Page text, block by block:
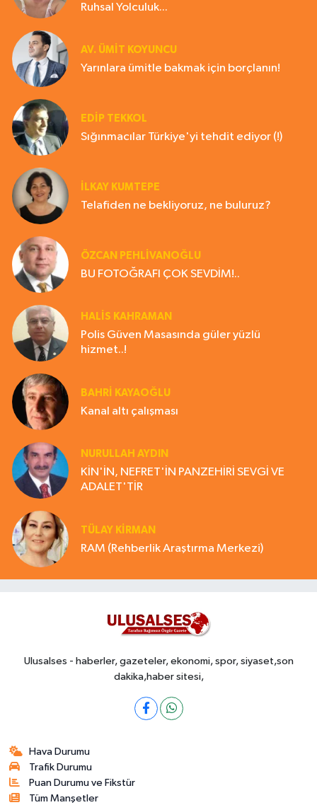
Ruhsal Yolculuk...
AV. ÜMIT KOYUNCU
Yarınlara ümitle bakmak için borçlanın!
EDIP TEKKOL
Sığınmacılar Türkiye'yi tehdit ediyor (!)
İLKAY KUMTEPE
Telafiden ne bekliyoruz, ne buluruz?
ÖZCAN PEHLİVANOĞLU
BU FOTOĞRAFI ÇOK SEVDİM!..
HALIS KAHRAMAN
Polis Güven Masasında güler yüzlü
hizmet..!
BAHRI KAYAOĞLU
Kanal altı çalışması
NURULLAH AYDIN
KİN'İN, NEFRET'İN PANZEHİRİ SEVGİ VE
ADALET'TİR
TÜLAY KİRMAN
RAM (Rehberlik Araştırma Merkezi)
Ulusalses - haberler, gazeteler, ekonomi, spor, siyaset,son
dakika,haber sitesi,
Hava Durumu
Trafik Durumu
Puan Durumu ve Fikstür
Tüm Manşetler